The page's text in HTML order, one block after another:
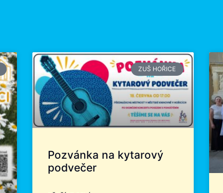
ZUŠ HOŘICE
Pozvánka na kytarový
podvečer